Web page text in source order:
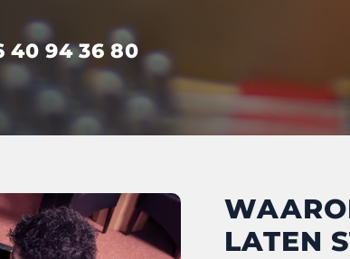
40 94 36 80
LATEN